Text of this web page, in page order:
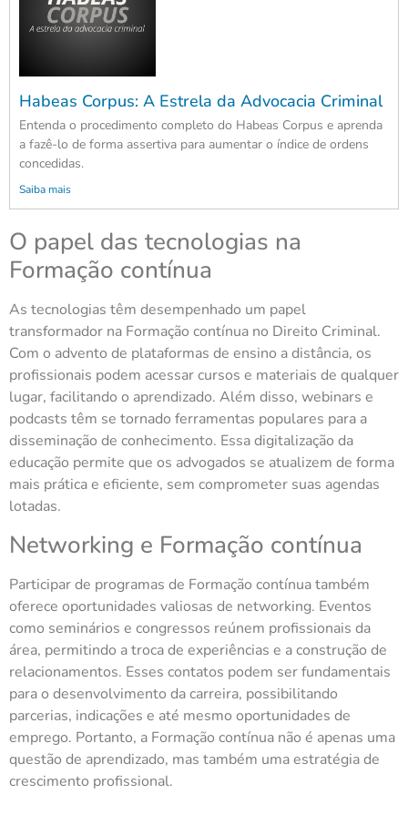
Habeas Corpus: A Estrela da Advocacia Criminal
Entenda o procedimento completo do Habeas Corpus e aprenda
a fazê-lo de forma assertiva para aumentar o índice de ordens
concedidas.
Saiba mais
O papel das tecnologias na
Formação contínua
As tecnologias têm desempenhado um papel
transformador na Formação contínua no Direito Criminal.
Com o advento de plataformas de ensino a distância, os
profissionais podem acessar cursos e materiais de qualquer
lugar, facilitando o aprendizado. Além disso, webinars e
podcasts têm se tornado ferramentas populares para a
disseminação de conhecimento. Essa digitalização da
educação permite que os advogados se atualizem de forma
mais prática e eficiente, sem comprometer suas agendas
lotadas.
Networking e Formação contínua
Participar de programas de Formação contínua também
oferece oportunidades valiosas de networking. Eventos
como seminários e congressos reúnem profissionais da
área, permitindo a troca de experiências e a construção de
relacionamentos. Esses contatos podem ser fundamentais
para o desenvolvimento da carreira, possibilitando
parcerias, indicações e até mesmo oportunidades de
emprego. Portanto, a Formação contínua não é apenas uma
questão de aprendizado, mas também uma estratégia de
crescimento profissional.